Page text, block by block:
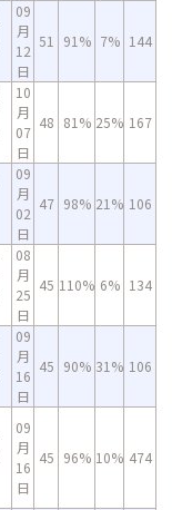
09
月
12
日
51 91% 7% 144
10
月
07
日
48 81% 25% 167
09
月
02
日
47 98% 21% 106
08
月
25
日
45 110% 6% 134
09
月
16
日
45 90% 31% 106
09
月
16
日
45 96% 10% 474